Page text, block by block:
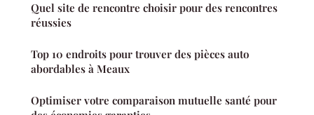
Quel site de rencontre choisir pour des rencontres
réussies
Top 10 endroits pour trouver des pièces auto
abordables à Meaux
Optimiser votre comparaison mutuelle santé pour